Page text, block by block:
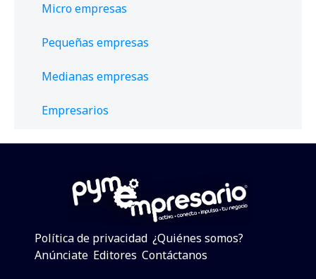
Micro empresas
Pequeñas empresas
Medianas empresas
Empresarios
Política de privacidad ¿Quiénes somos?
Anúnciate Editores Contáctanos